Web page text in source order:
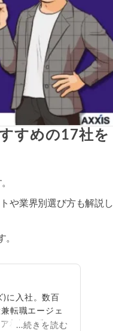
すめの17社を
や業界別選び方も解説し
。
に入社。数百
転職エージェ
相談に乗る。
...続きを読む